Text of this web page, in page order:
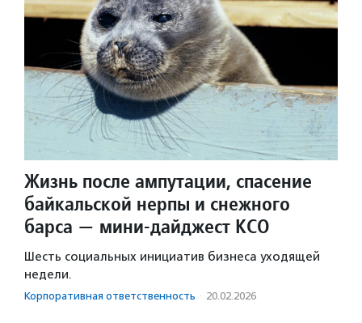
Жизнь после ампутации, спасение
байкальской нерпы и снежного
барса — мини-дайджест КСО
Шесть социальных инициатив бизнеса уходящей
недели.
Корпоративная ответственность · 20.02.2026